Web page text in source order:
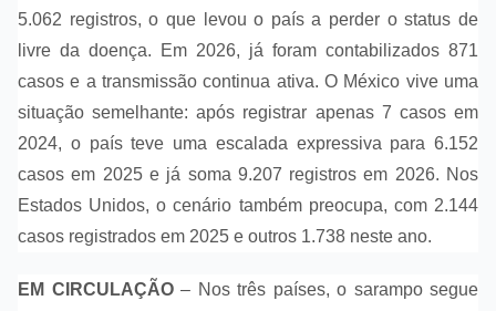
5.062 registros, o que levou o país a perder o status de
livre da doença. Em 2026, já foram contabilizados 871
casos e a transmissão continua ativa. O México vive uma
situação semelhante: após registrar apenas 7 casos em
2024, o país teve uma escalada expressiva para 6.152
casos em 2025 e já soma 9.207 registros em 2026. Nos
Estados Unidos, o cenário também preocupa, com 2.144
casos registrados em 2025 e outros 1.738 neste ano.
EM CIRCULAÇÃO– Nos três países, o sarampo segue